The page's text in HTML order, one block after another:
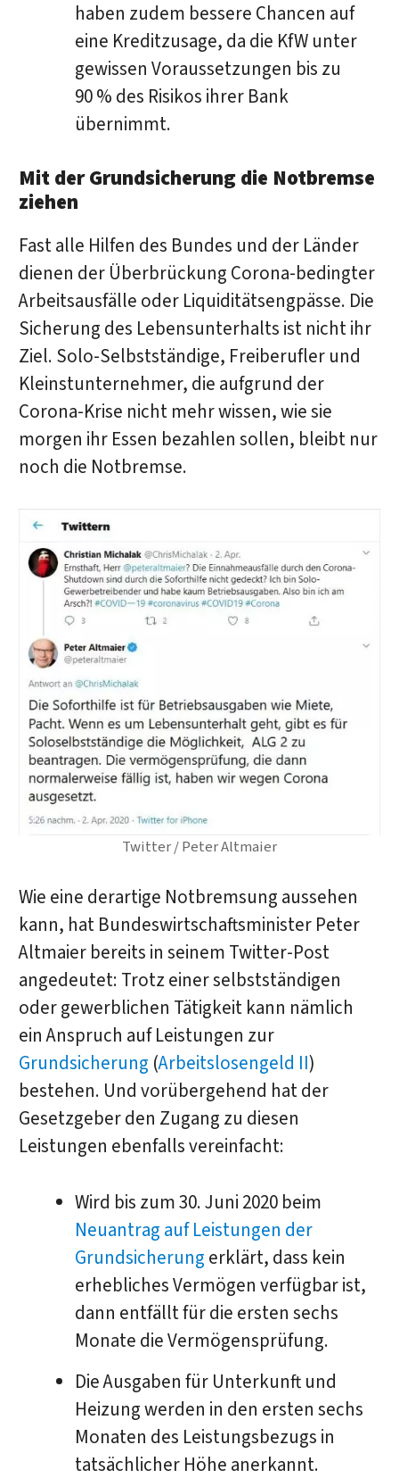
haben zudem bessere Chancen auf
eine Kreditzusage, da die KfW unter
gewissen Voraussetzungen bis zu
90 % des Risikos ihrer Bank
übernimmt.
Mit der Grundsicherung die Notbremse
ziehen
Fast alle Hilfen des Bundes und der Länder
dienen der Überbrückung Corona-bedingter
Arbeitsausfälle oder Liquiditätsengpässe. Die
Sicherung des Lebensunterhalts ist nicht ihr
Ziel. Solo-Selbstständige, Freiberufler und
Kleinstunternehmer, die aufgrund der
Corona-Krise nicht mehr wissen, wie sie
morgen ihr Essen bezahlen sollen, bleibt nur
noch die Notbremse.
Twitter / Peter Altmaier
Wie eine derartige Notbremsung aussehen
kann, hat Bundeswirtschaftsminister Peter
Altmaier bereits in seinem Twitter-Post
angedeutet: Trotz einer selbstständigen
oder gewerblichen Tätigkeit kann nämlich
ein Anspruch auf Leistungen zur
Grundsicherung (Arbeitslosengeld II)
bestehen. Und vorübergehend hat der
Gesetzgeber den Zugang zu diesen
Leistungen ebenfalls vereinfacht:
Wird bis zum 30. Juni 2020 beim
Neuantrag auf Leistungen der
Grundsicherung erklärt, dass kein
erhebliches Vermögen verfügbar ist,
dann entfällt für die ersten sechs
Monate die Vermögensprüfung.
Die Ausgaben für Unterkunft und
Heizung werden in den ersten sechs
Monaten des Leistungsbezugs in
tatsächlicher Höhe anerkannt.